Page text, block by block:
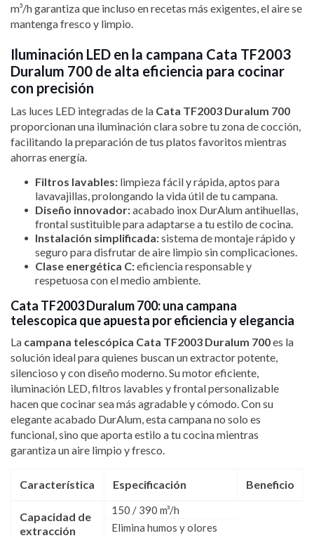
m³/h garantiza que incluso en recetas más exigentes, el aire se
mantenga fresco y limpio.
Iluminación LED en la campana Cata TF2003
Duralum 700 de alta eficiencia para cocinar
con precisión
Las luces LED integradas de la Cata TF2003 Duralum 700
proporcionan una iluminación clara sobre tu zona de cocción,
facilitando la preparación de tus platos favoritos mientras
ahorras energía.
Filtros lavables: limpieza fácil y rápida, aptos para
lavavajillas, prolongando la vida útil de tu campana.
Diseño innovador:acabado inox DurAlum antihuellas,
frontal sustituible para adaptarse a tu estilo de cocina.
Instalación simplificada:sistema de montaje rápido y
seguro para disfrutar de aire limpio sin complicaciones.
Clase energética C:eficiencia responsable y
respetuosa con el medio ambiente.
Cata TF2003 Duralum 700: una campana
telescopica que apuesta por eficiencia y elegancia
La campana telescópica Cata TF2003 Duralum 700es la
solución ideal para quienes buscan un extractor potente,
silencioso y con diseño moderno. Su motor eficiente,
iluminación LED, filtros lavables y frontal personalizable
hacen que cocinar sea más agradable y cómodo. Con su
elegante acabado DurAlum, esta campana no solo es
funcional, sino que aporta estilo a tu cocina mientras
garantiza un aire limpio y fresco.
Característica Especificación Beneficio
Capacidad de
extracción
150 / 390 m³/h
Elimina humos y olores